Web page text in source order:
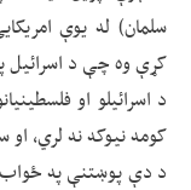
سلمان) له یوې
کړې وه چې د اسرائیل
د اسرائیلو او
کومه نیوکه نه لري،
د دې پوښتنې په